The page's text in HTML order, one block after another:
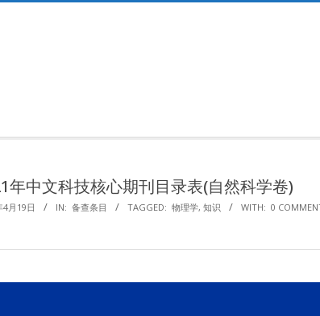
年中文科技核心期刊目录表(自然科学卷)
4月19日 IN: 备查条目 TAGGED: 物理学, 知识 WITH: 0